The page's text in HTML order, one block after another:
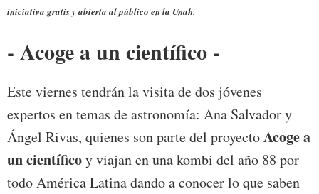
iniciativa gratis y abierta al público en la Unah.
- Acoge a un científico -
Este viernes tendrán la visita de dos jóvenes
expertos en temas de astronomía: Ana Salvador y
Ángel Rivas, quienes son parte del proyectoAcoge a
un científicoy viajan en una kombi del año 88 por
todo América Latina dando a conocer lo que saben